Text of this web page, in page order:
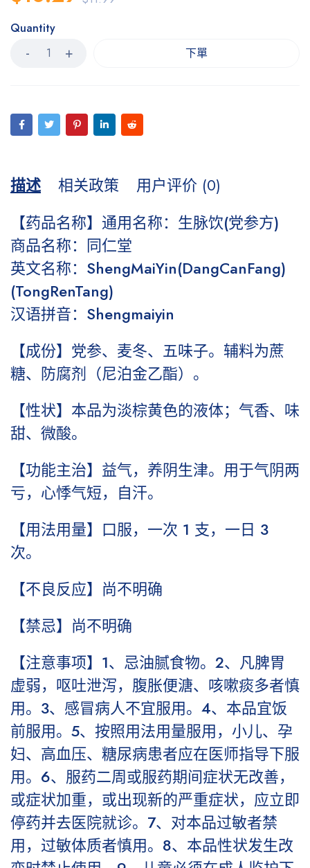
Quantity
下單
描述 相关政策
用户评价 (0)
【药品名称】通用名称：生脉饮(党参方)
商品名称：同仁堂
英文名称：ShengMaiYin(DangCanFang)
(TongRenTang)
汉语拼音：Shengmaiyin
【成份】党参、麦冬、五味子。辅料为蔗
糖、防腐剂（尼泊金乙酯）。
【性状】本品为淡棕黄色的液体；气香、味
甜、微酸。
【功能主治】益气，养阴生津。用于气阴两
亏，心悸气短，自汗。
【用法用量】口服，一次 1 支，一日 3
次。
【不良反应】尚不明确
【禁忌】尚不明确
【注意事项】1、忌油腻食物。2、凡脾胃
虚弱，呕吐泄泻，腹胀便溏、咳嗽痰多者慎
用。3、感冒病人不宜服用。4、本品宜饭
前服用。5、按照用法用量服用，小儿、孕
妇、高血压、糖尿病患者应在医师指导下服
用。6、服药二周或服药期间症状无改善，
或症状加重，或出现新的严重症状，应立即
停药并去医院就诊。7、对本品过敏者禁
用，过敏体质者慎用。8、本品性状发生改